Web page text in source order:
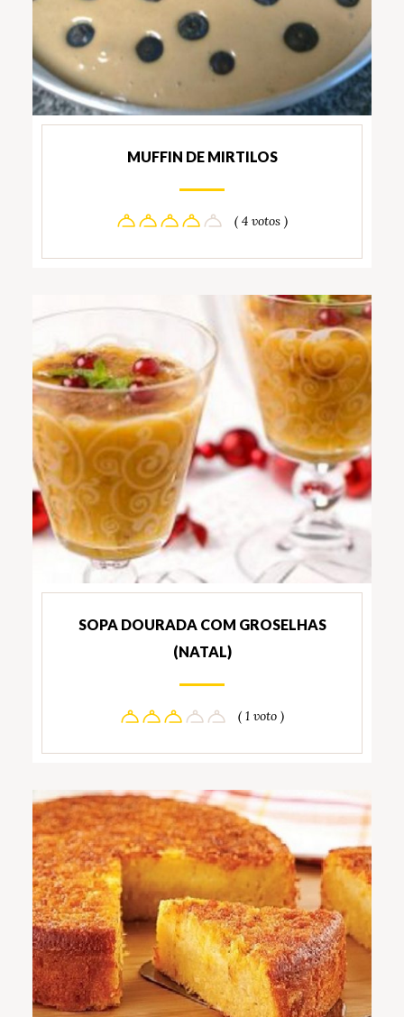
MUFFIN DE MIRTILOS
( 4 votos )
SOPA DOURADA COM GROSELHAS
(NATAL)
( 1 voto )